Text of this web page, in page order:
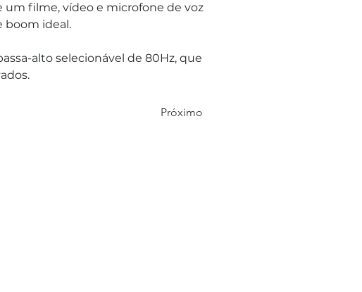
um filme, vídeo e microfone de voz
boom ideal.
alto selecionável de 80Hz, que
Próximo